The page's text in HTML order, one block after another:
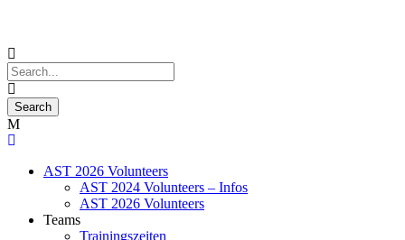
AST 2026 Volunteers
AST 2024 Volunteers – Infos
AST 2026 Volunteers
Teams
Trainingszeiten